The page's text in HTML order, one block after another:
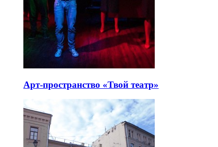
Арт-пространство «Твой театр»